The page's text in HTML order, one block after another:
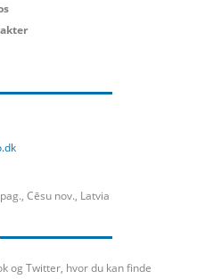
Cēsu nov., Latvia
og Twitter, hvor du kan finde